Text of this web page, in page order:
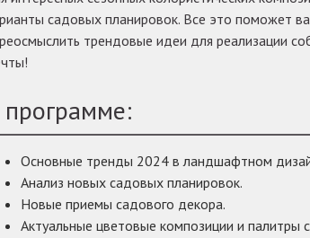
садовых планировок. Все это поможет
трендовые идеи для реализации
программе:
Основные тренды 2024 в ландшафтном
Анализ новых садовых планировок.
Новые приемы садового декора.
Актуальные цветовые композиции и палитры